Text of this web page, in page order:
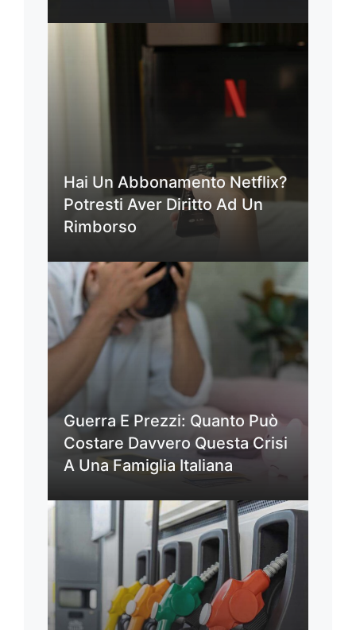
Hai Un Abbonamento Netflix?
Potresti Aver Diritto Ad Un
Rimborso
Guerra E Prezzi: Quanto Può
Costare Davvero Questa Crisi
A Una Famiglia Italiana